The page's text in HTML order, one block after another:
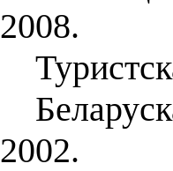
2008.
2002.